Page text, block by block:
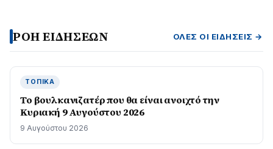
ΡΟΗ ΕΙΔΗΣΕΩΝ ΌΛΕΣ ΟΙ ΕΙΔΉΣΕΙΣ →
ΤΟΠΙΚΆ
Το βουλκανιζατέρ που θα είναι ανοιχτό την
Κυριακή 9 Αυγούστου 2026
9 Αυγούστου 2026